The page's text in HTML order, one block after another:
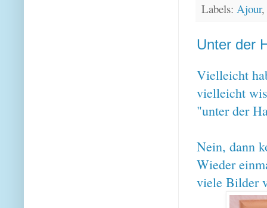
Labels: Ajour,
Unter der
Vielleicht
vielleicht
"unter der
Nein, dann
Wieder
viele Bilder